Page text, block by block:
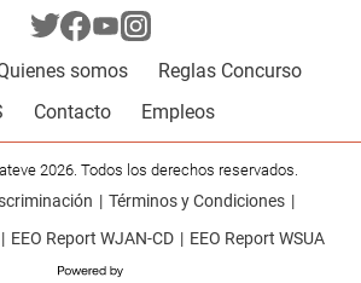
somos
Reglas Concurso
Contacto Empleos
2026. Todos los derechos reservados.
Términos y Condiciones
EEO Report WJAN-CD EEO Report WSUA